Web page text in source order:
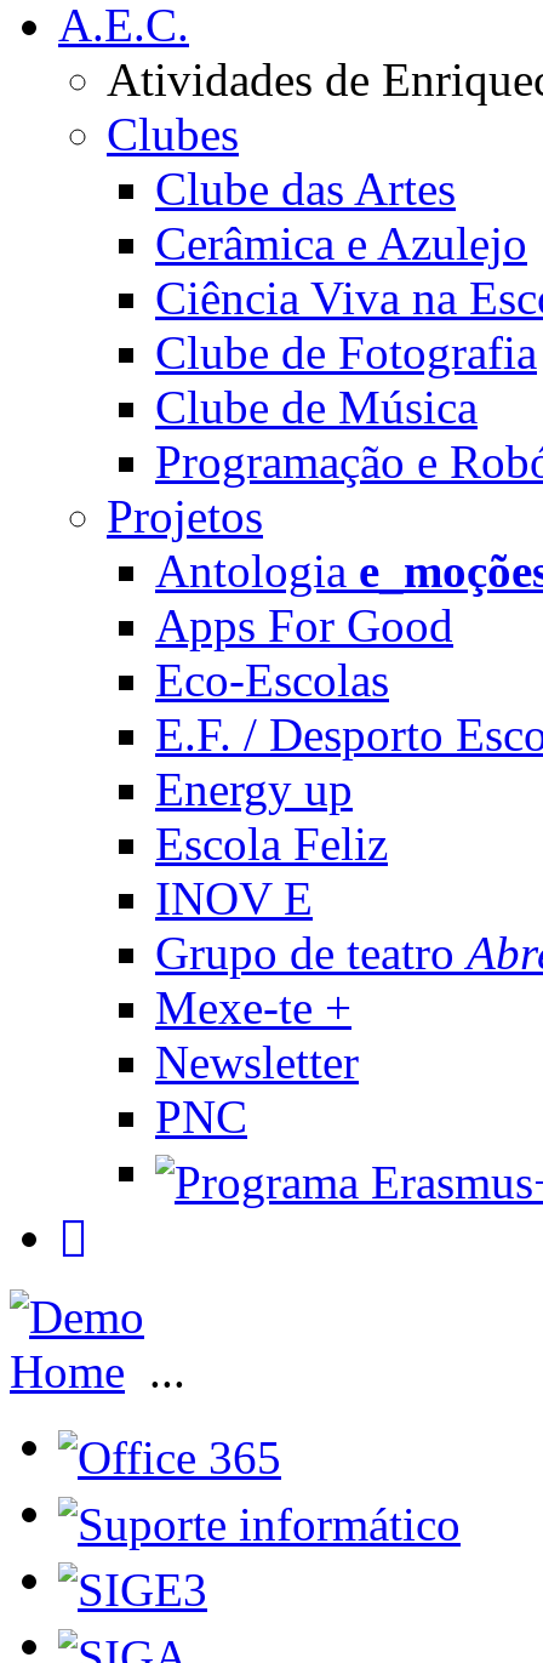
A.E.C.
Atividades de
Clubes
Clube das Artes
Cerâmica e Azulejo
Ciência Viva na
Clube de Fotografia
Clube de Música
Programação e
Projetos
Antologia
Apps For Good
Eco-Escolas
E.F. / Desporto
Energy up
Escola Feliz
INOV E
Grupo de teatro
Mexe-te +
Newsletter
PNC
Home ...